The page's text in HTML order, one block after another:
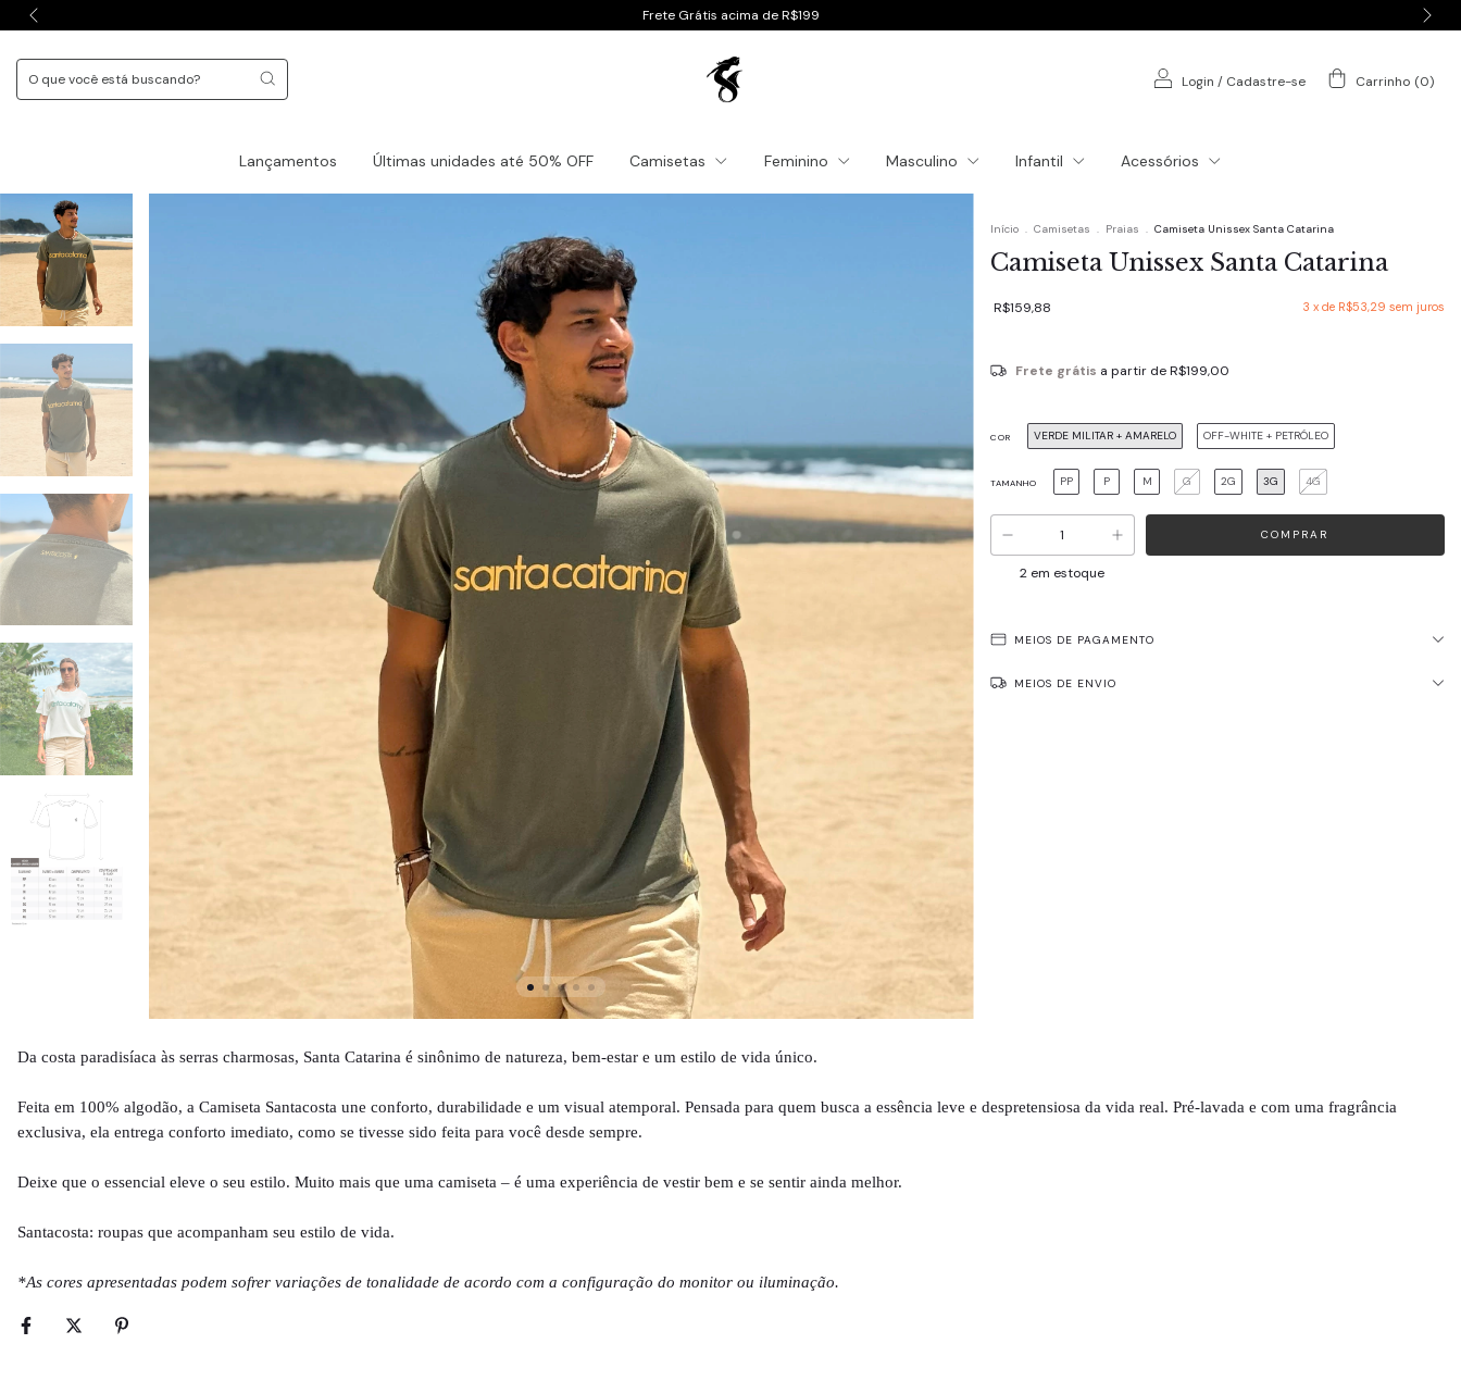
Frete Grátis acima de R$199
Login / Cadastre-se Carrinho (0)
Lançamentos Últimas unidades até 50% OFF Camisetas Feminino Masculino Infantil Acessórios
Início . Camisetas . Praias . Camiseta Unissex Santa Catarina
Camiseta Unissex Santa Catarina
R$159,88 3 x de R$53,29 sem juros
Frete grátis a partir deR$199,00
COR VERDE MILITAR + AMARELO OFF-WHITE + PETRÓLEO
TAMANHO PP P M G 2G 3G 4G
2 em estoque
MEIOS DE PAGAMENTO
MEIOS DE ENVIO
Da costa paradisíaca às serras charmosas, Santa Catarina é sinônimo de natureza, bem-estar e um estilo de vida único.
Feita em 100% algodão, a Camiseta Santacosta une conforto, durabilidade e um visual atemporal. Pensada para quem busca a essência leve e despretensiosa da vida real. Pré-lavada e com uma fragrância
exclusiva, ela entrega conforto imediato, como se tivesse sido feita para você desde sempre.
Deixe que o essencial eleve o seu estilo. Muito mais que uma camiseta – é uma experiência de vestir bem e se sentir ainda melhor.
Santacosta: roupas que acompanham seu estilo de vida.
*As cores apresentadas podem sofrer variações de tonalidade de acordo com a configuração do monitor ou iluminação.